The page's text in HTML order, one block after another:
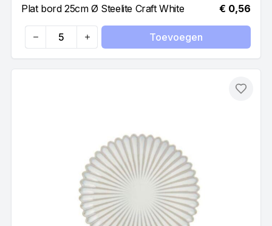
Plat bord 25cm Ø Steelite Craft White € 0,56
Quantity
Toevoegen